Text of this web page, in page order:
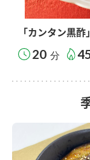
「カンタン黒
20 分